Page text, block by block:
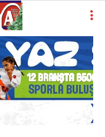
20.7
BURSA